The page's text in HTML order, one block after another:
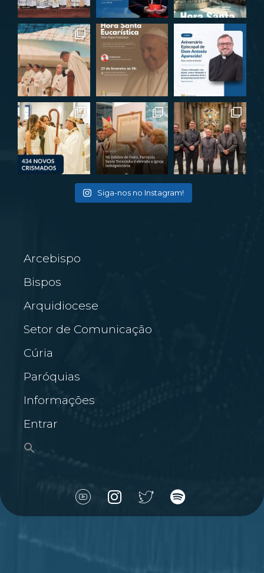
Siga-nos no Instagram!
Arcebispo
Bispos
Arquidiocese
Setor de Comunicação
Cúria
Paróquias
Informações
Entrar